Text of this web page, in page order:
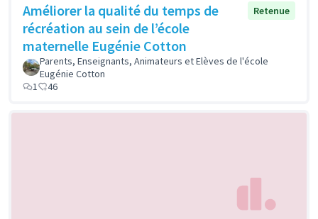
Améliorer la qualité du temps de
récréation au sein de l’école
maternelle Eugénie Cotton
Retenue
Parents, Enseignants, Animateurs et Elèves de l'école
Eugénie Cotton
1
46